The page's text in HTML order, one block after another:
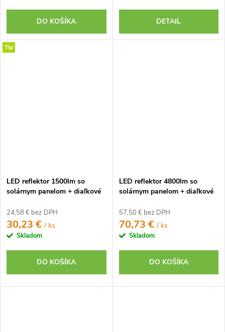
DO KOŠÍKA DETAIL
Tip
LED reflektor 1500lm so
solárnym panelom + diaľkové
24,58 € bez DPH
30,23 €/ ks
Skladom
DO KOŠÍKA
LED reflektor 4800lm so
solárnym panelom + diaľkové
57,50 € bez DPH
70,73 €/ ks
Skladom
DO KOŠÍKA